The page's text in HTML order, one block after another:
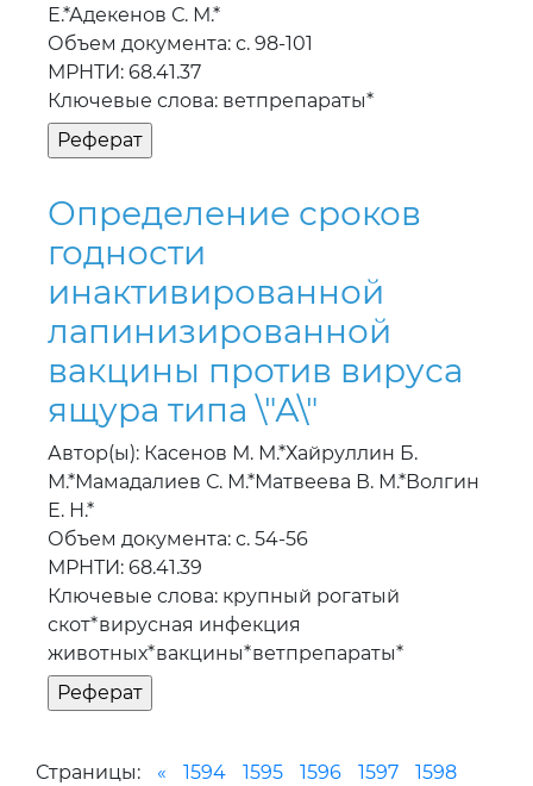
Е.*Адекенов С. М.*
Объем документа: с. 98-101
МРНТИ: 68.41.37
Ключевые слова: ветпрепараты*
Определение сроков
годности
инактивированной
лапинизированной
вакцины против вируса
ящура типа \"А\"
Автор(ы): Касенов М. М.*Хайруллин Б.
М.*Мамадалиев С. М.*Матвеева В. М.*Волгин
Е. Н.*
Объем документа: с. 54-56
МРНТИ: 68.41.39
Ключевые слова: крупный рогатый
скот*вирусная инфекция
животных*вакцины*ветпрепараты*
Страницы: « 1594 1595 1596 1597
1598